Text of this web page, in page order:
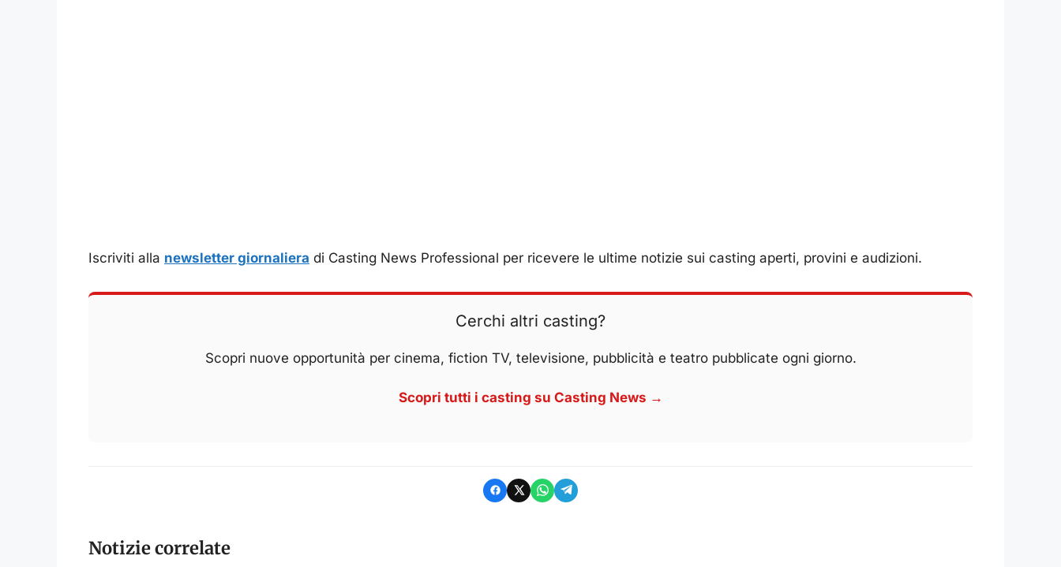
Iscriviti alla newsletter giornaliera di Casting News Professional per ricevere le ultime notizie sui casting aperti, provini e audizioni.
Cerchi altri casting?
Scopri nuove opportunità per cinema, fiction TV, televisione, pubblicità e teatro pubblicate ogni giorno.
Scopri tutti i casting su Casting News →
Notizie correlate